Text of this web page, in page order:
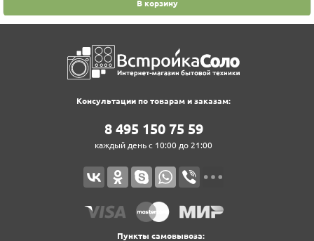
В корзину
Консультации по товарам и заказам:
8‍ 4‍9‍5‍ 1‍5‍0‍ 7‍5‍ 5‍9‍
каждый день с 10:00 до 21:00
Пункты самовывоза: